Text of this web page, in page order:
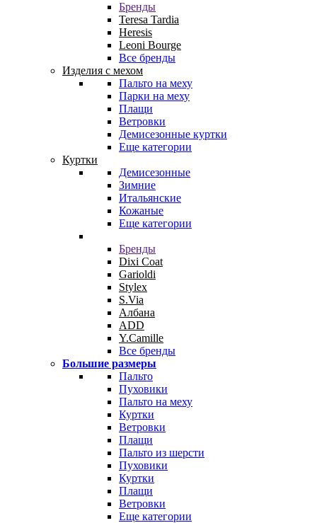
Бренды
Teresa Tardia
Heresis
Leoni Bourge
Все бренды
Изделия с мехом
Пальто на меху
Парки на меху
Плащи
Ветровки
Демисезонные куртки
Еще категории
Куртки
Демисезонные
Зимние
Итальянские
Кожаные
Еще категории
Бренды
Dixi Coat
Garioldi
Stylex
S.Via
Албана
ADD
Y.Camille
Все бренды
Большие размеры
Пальто
Пуховики
Пальто на меху
Куртки
Ветровки
Плащи
Пальто из шерсти
Пуховики
Куртки
Плащи
Ветровки
Еще категории